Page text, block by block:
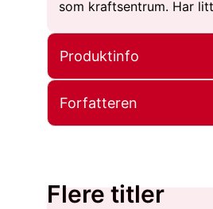
som kraftsentrum. Har
Produktinfo
Forfatteren
Flere titler